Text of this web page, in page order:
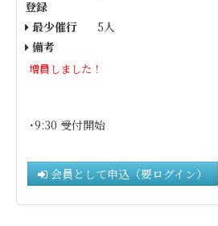
登録
最少催行
5人
備考
増員しました！
･9:30 受付開始
会員として申込（要ログイン）